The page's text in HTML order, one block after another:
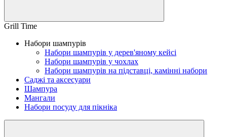
Grill Time
Набори шампурів
Набори шампурів у дерев'яному кейсі
Набори шампурів у чохлах
Набори шампурів на підставці, камінні набори
Саджі та аксесуари
Шампура
Мангали
Набори посуду для пікніка